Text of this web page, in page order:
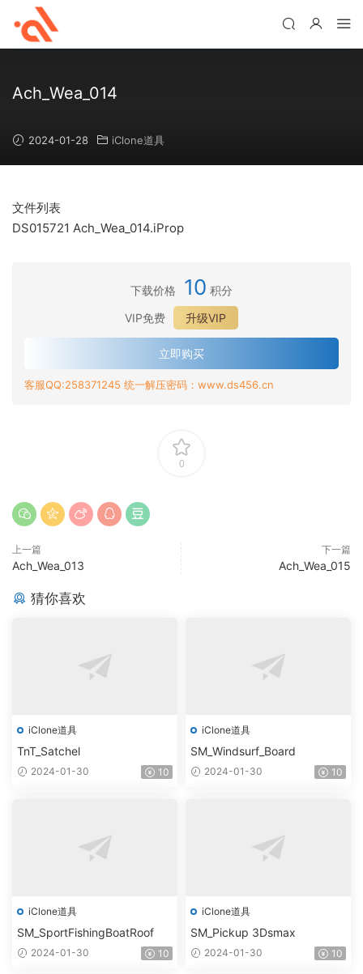
Ach_Wea_014
2024-01-28 iClone道具
文件列表
DS015721 Ach_Wea_014.iProp
下载价格 10 积分
VIP免费
升级VIP
立即购买
客服QQ:258371245 统一解压密码：www.ds456.cn
0
上一篇
Ach_Wea_013
下一篇
Ach_Wea_015
猜你喜欢
iClone道具
TnT_Satchel
2024-01-30 10
iClone道具
SM_Windsurf_Board
2024-01-30 10
iClone道具
SM_SportFishingBoatRoof
2024-01-30 10
iClone道具
SM_Pickup 3Dsmax
2024-01-30 10